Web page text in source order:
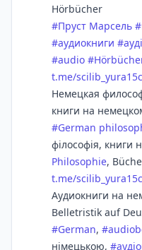
Hörbücher
#Пруст Марсель #
#аудиокниги #
#audio #
t.me/
Немецкая
книги на
#German
філософія, книги
Philosophie,
t.me/
Аудиокниги на
Belletristik auf
#German, #
німецькою, #